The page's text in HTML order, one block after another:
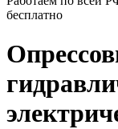
бесплатно